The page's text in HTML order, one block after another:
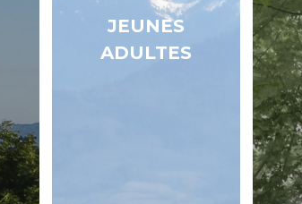
JEUNES
ADULTES